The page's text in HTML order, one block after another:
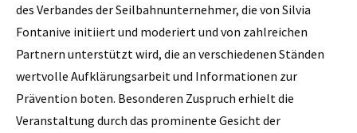
des Verbandes der Seilbahnunternehmer, die von Silvia
Fontanive initiiert und moderiert und von zahlreichen
Partnern unterstützt wird, die an verschiedenen Ständen
wertvolle Aufklärungsarbeit und Informationen zur
Prävention boten. Besonderen Zuspruch erhielt die
Veranstaltung durch das prominente Gesicht der